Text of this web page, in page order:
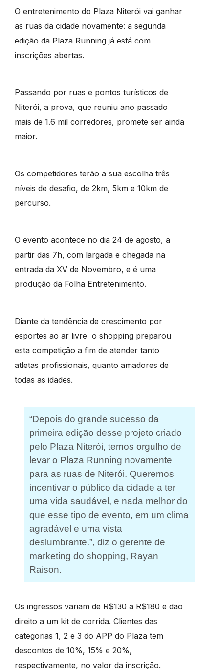
O entretenimento do Plaza Niterói vai ganhar
as ruas da cidade novamente: a segunda
edição da Plaza Running já está com
inscrições abertas.
Passando por ruas e pontos turísticos de
Niterói, a prova, que reuniu ano passado
mais de 1.6 mil corredores, promete ser ainda
maior.
Os competidores terão a sua escolha três
níveis de desafio, de 2km, 5km e 10km de
percurso.
O evento acontece no dia 24 de agosto, a
partir das 7h, com largada e chegada na
entrada da XV de Novembro, e é uma
produção da Folha Entretenimento.
Diante da tendência de crescimento por
esportes ao ar livre, o shopping preparou
esta competição a fim de atender tanto
atletas profissionais, quanto amadores de
todas as idades.
“Depois do grande sucesso da
primeira edição desse projeto criado
pelo Plaza Niterói, temos orgulho de
levar o Plaza Running novamente
para as ruas de Niterói. Queremos
incentivar o público da cidade a ter
uma vida saudável, e nada melhor do
que esse tipo de evento, em um clima
agradável e uma vista
deslumbrante.”, diz o gerente de
marketing do shopping, Rayan
Raison.
Os ingressos variam de R$130 a R$180 e dão
direito a um kit de corrida. Clientes das
categorias 1, 2 e 3 do APP do Plaza tem
descontos de 10%, 15% e 20%,
respectivamente, no valor da inscrição.